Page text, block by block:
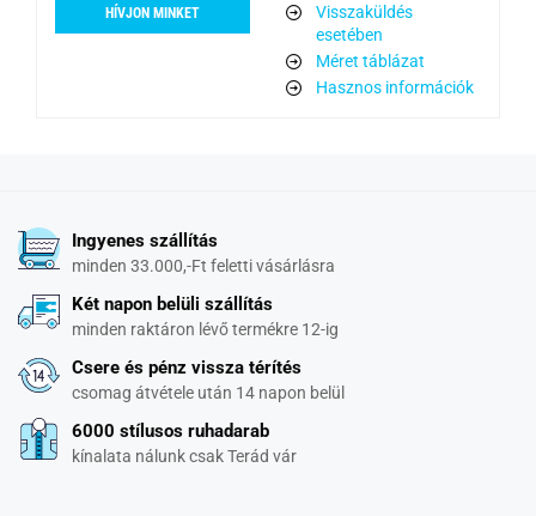
HÍVJON MINKET
Visszaküldés
esetében
Méret táblázat
Hasznos információk
Ingyenes szállítás
minden 33.000,-Ft feletti vásárlásra
Két napon belüli szállítás
minden raktáron lévő termékre 12-ig
Csere és pénz vissza térítés
csomag átvétele után 14 napon belül
6000 stílusos ruhadarab
kínalata nálunk csak Terád vár